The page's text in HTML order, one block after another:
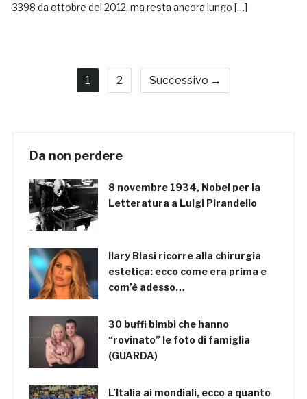
3398 da ottobre del 2012, ma resta ancora lungo […]
1 2 Successivo →
Da non perdere
8 novembre 1934, Nobel per la
Letteratura a Luigi Pirandello
Ilary Blasi ricorre alla chirurgia
estetica: ecco come era prima e
com’è adesso…
30 buffi bimbi che hanno
“rovinato” le foto di famiglia
(GUARDA)
L’Italia ai mondiali, ecco a quanto